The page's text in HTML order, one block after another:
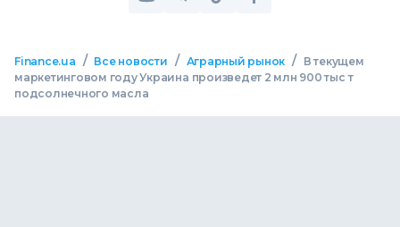
Finance.ua / Все новости / Аграрный рынок /
В текущем
маркетинговом году Украина произведет 2 млн 900 тыс т
подсолнечного масла